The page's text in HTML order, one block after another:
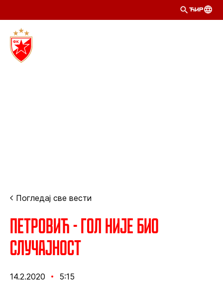
ЋИР
Погледај све вести
Петровић - Гол није био
случајност
14.2.2020 5:15